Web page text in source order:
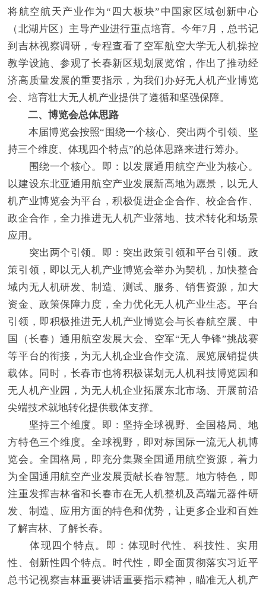
将航空航天产业作为“四大板块”中国家区域创新中心
（北湖片区）主导产业进行重点培育。今年7月，总书记
到吉林视察调研，专程查看了空军航空大学无人机操控
教学设施、参观了长春新区规划展览馆，作出了推动经
济高质量发展的重要指示，为我们办好无人机产业博览
会、培育壮大无人机产业提供了遵循和坚强保障。
二、博览会总体思路
本届博览会按照“围绕一个核心、突出两个引领、坚
持三个维度、体现四个特点”的总体思路来进行筹办。
围绕一个核心。即：以发展通用航空产业为核心。
以建设东北亚通用航空产业发展新高地为愿景，以无人
机产业博览会为平台，积极促进企企合作、校企合作、
政企合作，全力推进无人机产业落地、技术转化和场景
应用。
突出两个引领。即：突出政策引领和平台引领。政
策引领，即以无人机产业博览会举办为契机，加快整合
域内无人机研发、制造、测试、服务、销售资源，加大
资金、政策保障力度，全力优化无人机产业生态。平台
引领，即积极推进无人机产业博览会与长春航空展、中
国（长春）通用航空发展大会、空军“无人争锋”挑战赛
等平台的衔接，为无人机企业合作交流、展览展销提供
载体。同时，长春市也将积极谋划无人机科技博览园和
无人机产业园，为无人机企业拓展东北市场、开展前沿
尖端技术就地转化提供载体支撑。
坚持三个维度。即：坚持全球视野、全国格局、地
方特色三个维度。全球视野，即对标国际一流无人机博
览会。全国格局，即充分集聚全国通用航空资源，着力
为全国通用航空产业发展贡献长春智慧。地方特色，即
注重发挥吉林省和长春市在无人机整机及高端元器件研
发、制造、应用方面的特色和优势，让更多企业和百姓
了解吉林、了解长春。
体现四个特点。即：体现时代性、科技性、实用
性、创新性四个特点。时代性，即全面贯彻落实习近平
总书记视察吉林重要讲话重要指示精神，瞄准无人机产